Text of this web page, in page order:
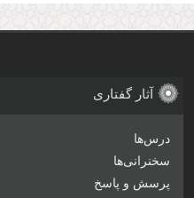
آثار گفتاری
درس‌ها
سخنرانی‌ها
پرسش و پاسخ